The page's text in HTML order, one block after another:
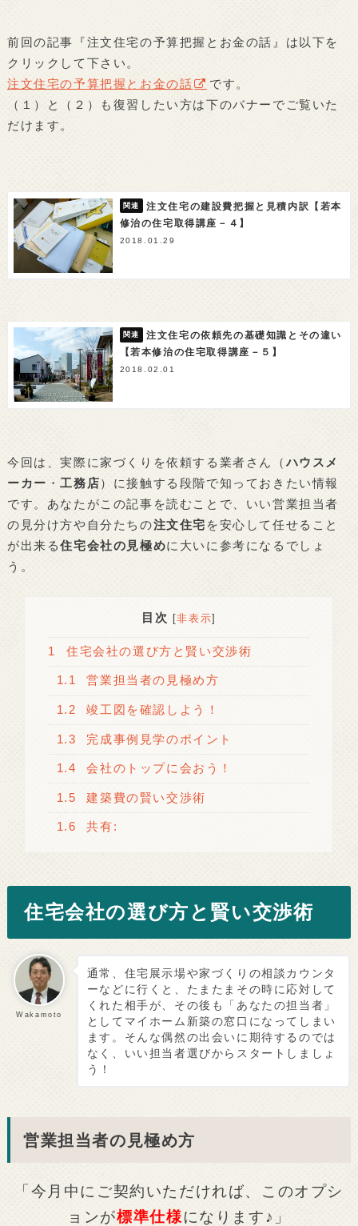
前回の記事『注文住宅の予算把握とお金の話』は以下を
クリックして下さい。
注文住宅の予算把握とお金の話
です。
（１）と（２）も復習したい方は下のバナーでご覧いた
だけます。
注文住宅の建設費把握と見積内訳【若本
修治の住宅取得講座－４】
2018.01.29
注文住宅の依頼先の基礎知識とその違い
【若本修治の住宅取得講座－５】
2018.02.01
今回は、実際に家づくりを依頼する業者さん（ハウスメ
ーカー ・工務店）に接触する段階で知っておきたい情報
です。あなたがこの記事を読むことで、いい営業担当者
の見分け方や自分たちの注文住宅 を安心して任せること
が出来る住宅会社の見極めに大いに参考になるでしょ
う。
目次 [非表示]
1 住宅会社の選び方と賢い交渉術
1.1 営業担当者の見極め方
1.2 竣工図を確認しよう！
1.3 完成事例見学のポイント
1.4 会社のトップに会おう！
1.5 建築費の賢い交渉術
1.6 共有:
住宅会社の選び方と賢い交渉術
Wakamoto
通常、住宅展示場や家づくりの相談カウンタ
ーなどに行くと、たまたまその時に応対して
くれた相手が、その後も「あなたの担当者」
としてマイホーム新築の窓口になってしまい
ます。そんな偶然の出会いに期待するのでは
なく、いい担当者選びからスタートしましょ
う！
営業担当者の見極め方
「今月中にご契約いただければ、このオプシ
ョンが標準仕様になります♪」